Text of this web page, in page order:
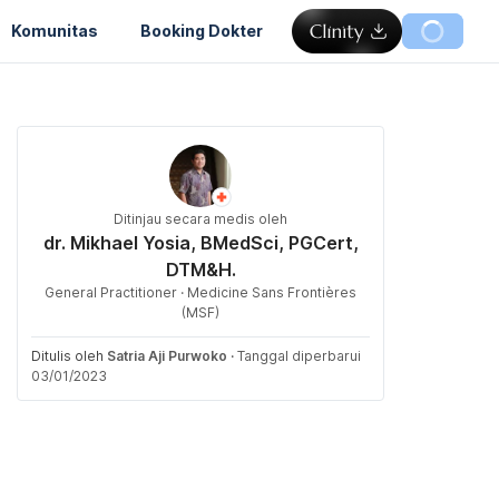
Komunitas Booking Dokter
Ditinjau secara medis oleh
dr. Mikhael Yosia, BMedSci, PGCert,
DTM&H.
General Practitioner · Medicine Sans Frontières
(MSF)
Ditulis oleh Satria Aji Purwoko · Tanggal diperbarui
03/01/2023